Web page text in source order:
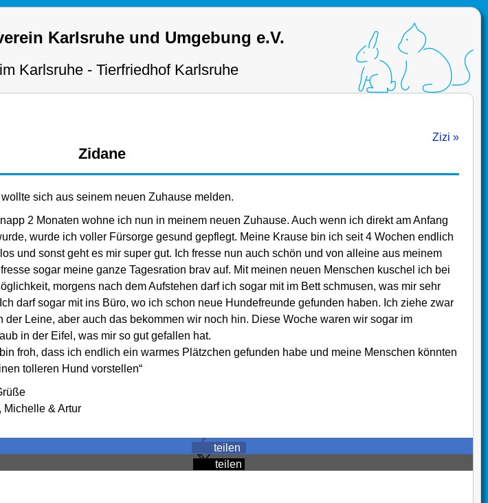
Karlsruhe und Umgebung e.V.
Karlsruhe - Tierfriedhof Karlsruhe
Zizi »
Zidane
sich aus seinem neuen Zuhause melden.
2 Monaten wohne ich nun in meinem neuen Zuhause. Auch wenn ich direkt am Anfang
wurde ich voller Fürsorge gesund gepflegt. Meine Krause bin ich seit 4 Wochen endlich
und sonst geht es mir super gut. Ich fresse nun auch schön und von alleine aus meinem
sogar meine ganze Tagesration brav auf. Mit meinen neuen Menschen kuschel ich bei
morgens nach dem Aufstehen darf ich sogar mit im Bett schmusen, was mir sehr
darf sogar mit ins Büro, wo ich schon neue Hundefreunde gefunden haben. Ich ziehe zwar
der Leine, aber auch das bekommen wir noch hin. Diese Woche waren wir sogar im
in der Eifel, was mir so gut gefallen hat.
froh, dass ich endlich ein warmes Plätzchen gefunden habe und meine Menschen könnten
tolleren Hund vorstellen“
Michelle & Artur
teilen
teilen